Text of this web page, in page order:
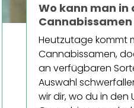
Wo kann man in
Heutzutage kommt
Cannabissamen,
an verfügbaren
Auswahl
wir dir, wo du in den